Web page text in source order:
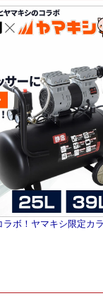
ボ！ヤマキシ限定カ